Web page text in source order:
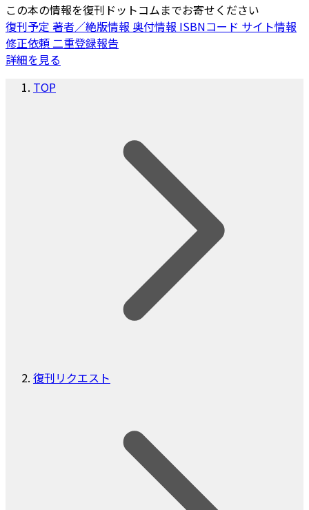
この本の情報を復刊ドットコムまでお寄せください
復刊予定 著者／絶版情報 奥付情報 ISBNコード サイト情報
修正依頼 二重登録報告
詳細を見る
TOP
復刊リクエスト